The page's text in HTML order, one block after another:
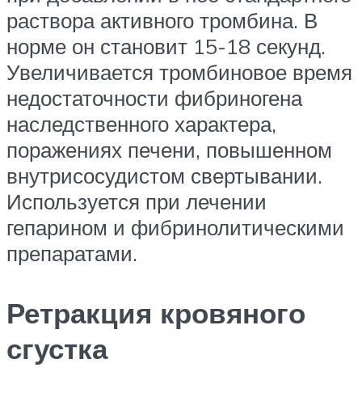
раствора активного тромбина. В
норме он становит 15-18 секунд.
Увеличивается тромбиновое время
недостаточности фибриногена
наследственного характера,
поражениях печени, повышенном
внутрисосудистом свертывании.
Используется при лечении
гепарином и фибринолитическими
препаратами.
Ретракция кровяного
сгустка